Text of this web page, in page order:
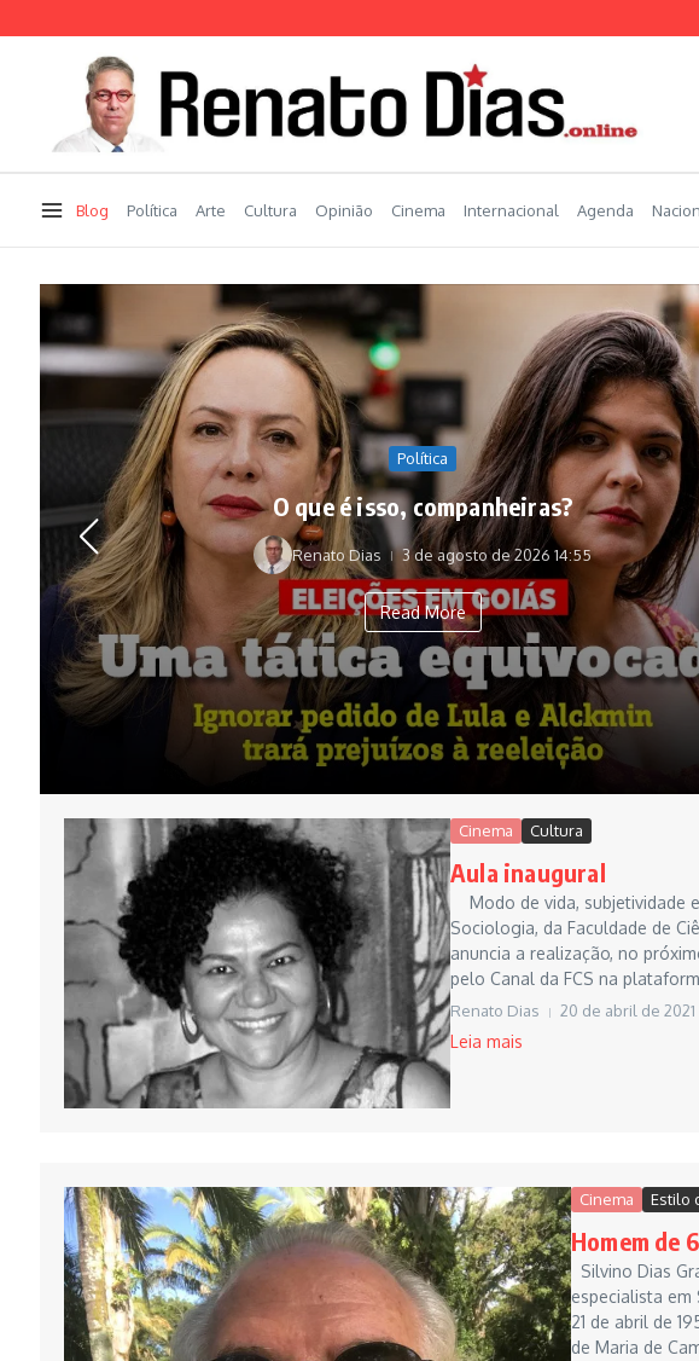
Blog Política Arte Cultura Opinião Cinema Internacional Agenda
Política
O que é isso, companheiras?
Renato Dias 3 de agosto de 2026 14:55
Read More
Cinema Cultura
Aula inaugural
Modo de vida, subjetividade
Sociologia, da Faculdade de
anuncia a realização, no
pelo Canal da FCS na
Renato Dias 20 de abril de 2021
Leia mais
Cinema Estilo
Homem de
Silvino Dias
especialista em
21 de abril de
de Maria de